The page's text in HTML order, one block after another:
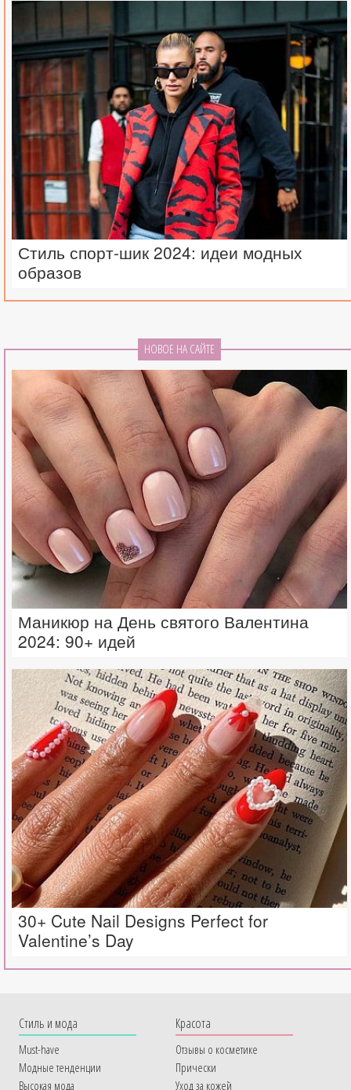
Стиль спорт-шик 2024: идеи модных
образов
НОВОЕ НА САЙТЕ
Маникюр на День святого Валентина
2024: 90+ идей
30+ Cute Nail Designs Perfect for
Valentine’s Day
Cтиль и мода
Must-have
Модные тенденции
Высокая мода
Красота
Отзывы о косметике
Прически
Уход за кожей